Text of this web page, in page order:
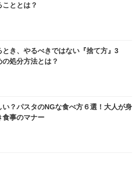
ととは？
とき、やるべきではない『捨て方』3
処分方法とは？
い？パスタのNGな食べ方６選！大人が身
食事のマナー